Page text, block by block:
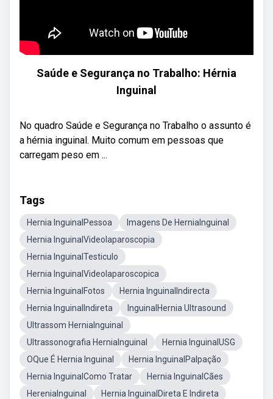
Saúde e Segurança no Trabalho: Hérnia
Inguinal
No quadro Saúde e Segurança no Trabalho o assunto é
a hérnia inguinal. Muito comum em pessoas que
carregam peso em ...
Tags
Hernia InguinalPessoa
Imagens De HerniaInguinal
Hernia InguinalVideolaparoscopia
Hernia InguinalTesticulo
Hernia InguinalVideolaparoscopica
Hernia InguinalFotos
Hernia InguinalIndirecta
Hernia InguinalIndireta
InguinalHernia Ultrasound
Ultrassom HerniaInguinal
Ultrassonografia HerniaInguinal
Hernia InguinalUSG
OQue É Hernia Inguinal
Hernia InguinalPalpação
Hernia InguinalComo Tratar
Hernia InguinalCães
HereniaInguinal
Hernia InguinalDireta E Indireta